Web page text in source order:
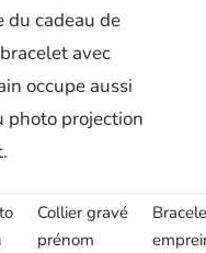
du cadeau de
avec
occupe aussi
photo projection
Collier gravé
prénom